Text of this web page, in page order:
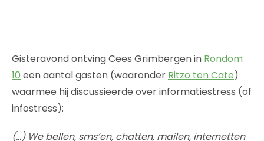
Gisteravond ontving Cees Grimbergen in Rondom
10 een aantal gasten (waaronder Ritzo ten Cate)
waarmee hij discussieerde over informatiestress (of
infostress):
(…) We bellen, sms’en, chatten, mailen, internetten